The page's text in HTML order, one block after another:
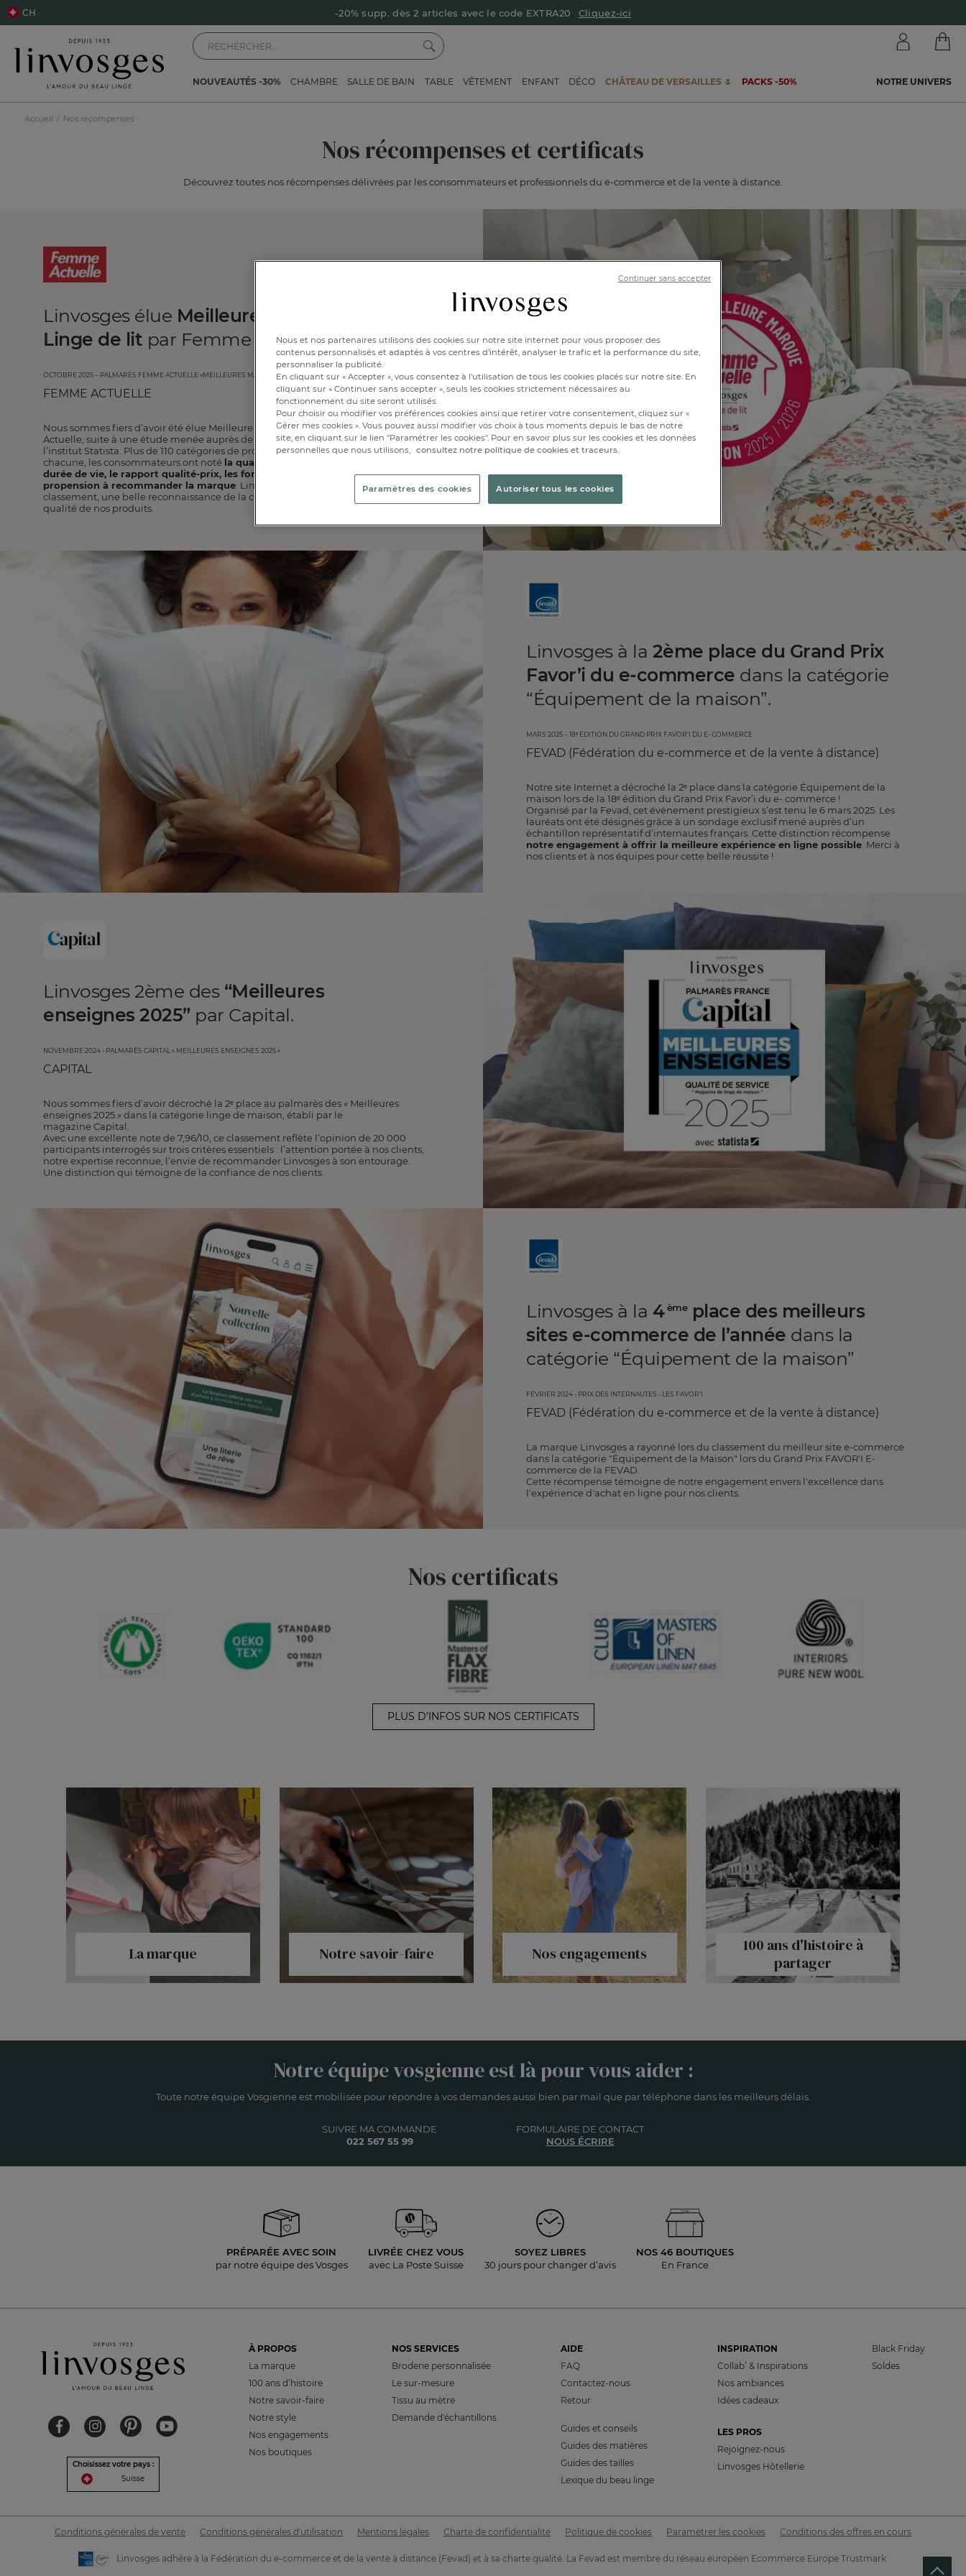
-20% supp. dès 2 articles avec le code EXTRA20 Cliquez-ici
CH
NOUVEAUTÉS -30% CHAMBRE SALLE DE BAIN TABLE VÊTEMENT ENFANT DÉCO CHÂTEAU DE VERSAILLES 🌷 PACKS -50% NOTRE UNIVERS
Accueil Nos récompenses
Nos récompenses et certificats
Découvrez toutes nos récompenses délivrées par les consommateurs et professionnels du e-commerce et de la vente à distance.
Linvosges élue Meilleure enseigne de
Linge de lit par Femme Actuelle.
OCTOBRE 2025 – Palmarès Femme Actuelle «Meilleures marques pour la maison 2025/2026»
FEMME ACTUELLE
Nous sommes fiers d’avoir été élue Meilleure enseigne de linge de lit par Femme
Actuelle, suite à une étude menée auprès de 4 000 consommateurs français par
l’institut Statista. Plus de 110 catégories de produits ont été évaluées, et pour
chacune, les consommateurs ont noté la qualité, le design, la fiabilité et la
durée de vie, le rapport qualité-prix, les fonctionnalités ainsi que leur
propension à recommander la marque . Linvosges se hisse ainsi en tête du
classement, une belle reconnaissance de la confiance de nos clients et de la
qualité de nos produits.
Linvosges à la 2ème place du Grand Prix
Favor’i du e-commerce dans la catégorie
“Équipement de la maison”.
mars 2025 – 18ᵉ édition du grand prix favor’i du e- commerce
FEVAD (Fédération du e-commerce et de la vente à distance)
Notre site Internet a décroché la 2ᵉ place dans la catégorie Équipement de la
maison lors de la 18ᵉ édition du Grand Prix Favor’i du e- commerce !
Organisé par la Fevad, cet événement prestigieux s’est tenu le 6 mars 2025. Les
lauréats ont été désignés grâce à un sondage exclusif mené auprès d’un
échantillon représentatif d’internautes français. Cette distinction récompense
notre engagement à offrir la meilleure expérience en ligne possible . Merci à
nos clients et à nos équipes pour cette belle réussite !
Linvosges 2ème des “Meilleures
enseignes 2025”par Capital.
NOVEMBRE 2024 - Palmarès Capital « Meilleures enseignes 2025 »
CAPITAL
Nous sommes fiers d’avoir décroché la 2ᵉ place au palmarès des « Meilleures
enseignes 2025 » dans la catégorie linge de maison, établi par le
magazine Capital.
Avec une excellente note de 7,96/10, ce classement reflète l’opinion de 20 000
participants interrogés sur trois critères essentiels : l’attention portée à nos clients,
notre expertise reconnue, l’envie de recommander Linvosges à son entourage.
Une distinction qui témoigne de la confiance de nos clients.
Linvosges à la 4 èmeplace des meilleurs
sites e-commerce de l’année dans la
catégorie “Équipement de la maison”
FÉVRIER 2024 - prix des Internautes - les favor’i
FEVAD (Fédération du e-commerce et de la vente à distance)
La marque Linvosges a rayonné lors du classement du meilleur site e-commerce
dans la catégorie "Équipement de la Maison" lors du Grand Prix FAVOR'I E-
commerce de la FEVAD.
Cette récompense témoigne de notre engagement envers l'excellence dans
l'expérience d'achat en ligne pour nos clients.
Nos certificats
PLUS D’INFOS SUR NOS CERTIFICATS
La marque Notre savoir-faire Nos engagements
100 ans d'histoire à
partager
Notre équipe vosgienne est là pour vous aider :
Toute notre équipe Vosgienne est mobilisée pour répondre à vos demandes aussi bien par mail que par téléphone dans les meilleurs délais.
SUIVRE MA COMMANDE
022 567 55 99
FORMULAIRE DE CONTACT
NOUS ÉCRIRE
PRÉPARÉE AVEC SOIN
par notre équipe des Vosges
LIVRÉE CHEZ VOUS
avec La Poste Suisse
SOYEZ LIBRES
30 jours pourchanger d’avis
NOS 46 BOUTIQUES
En France
Choisissez votre pays :
Suisse
À PROPOS
La marque
100 ans d’histoire
Notre savoir-faire
Notre style
Nos engagements
Nos boutiques
NOS SERVICES
Broderie personnalisée
Le sur-mesure
Tissu au mètre
Demande d'échantillons
AIDE
FAQ
Contactez-nous
Retour
Guides et conseils
Guides des matières
Guides des tailles
Lexique du beau linge
INSPIRATION
Collab’ & Inspirations
Nos ambiances
Idées cadeaux
LES PROS
Rejoignez-nous
Linvosges Hôtellerie
Black Friday
Soldes
Conditions générales de vente Conditions générales d'utilisation Mentions légales Charte de confidentialité Politique de cookies Paramétrer les cookies Conditions des offres en cours
Linvosges adhère à la Fédération du e-commerce et de la vente à distance (Fevad) et à sa charte qualité. La Fevad est membre du réseau européen Ecommerce Europe Trustmark.
Nous et nos partenaires utilisons des cookies sur notre site internet pour vous proposer des
contenus personnalisés et adaptés à vos centres d’intérêt, analyser le trafic et la performance du site,
personnaliser la publicité.
En cliquant sur « Accepter », vous consentez à l'utilisation de tous les cookies placés sur notre site. En
cliquant sur « Continuer sans accepter », seuls les cookies strictement nécessaires au
fonctionnement du site seront utilisés.
Pour choisir ou modifier vos préférences cookies ainsi que retirer votre consentement, cliquez sur «
Gérer mes cookies ». Vous pouvez aussi modifier vos choix à tous moments depuis le bas de notre
site, en cliquant sur le lien "Paramétrer les cookies". Pour en savoir plus sur les cookies et les données
personnelles que nous utilisons,
consultez notre politique de cookies et traceurs.
Paramètres des cookies Autoriser tous les cookies
Continuer sans accepter